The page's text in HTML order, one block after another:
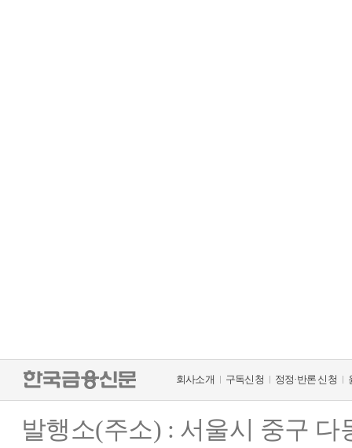
회사소개 구독신청 정정·반론 신청
발행소(주소) : 서울시 중구